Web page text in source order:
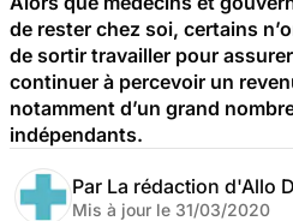
de rester chez soi, certains
de sortir travailler pour
continuer à percevoir un
notamment d’un grand
indépendants.
Par La rédaction d'Allo
Mis à jour le 31/03/2020